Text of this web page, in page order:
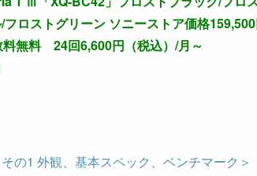
ロストグリーン ソニーストア価格159,500
料無料 24回6,600円（税込）/月～
の1 外観、基本スペック、ベンチマーク＞